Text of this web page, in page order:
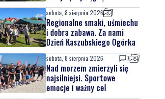
mieszkańców oraz gości
sobota, 8 sierpnia 2026
Regionalne smaki, uśmiechu
i dobra zabawa. Za nami
Dzień Kaszubskiego Ogórka
sobota, 8 sierpnia 2026 7
Nad morzem zmierzyli się
najsilniejsi. Sportowe
emocje i ważny cel